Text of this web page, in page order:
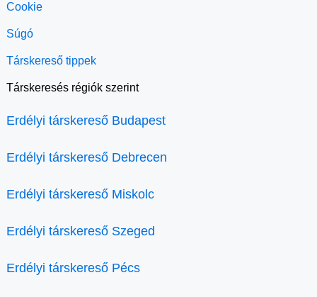
Cookie
Súgó
Társkereső tippek
Társkeresés régiók szerint
Erdélyi társkereső Budapest
Erdélyi társkereső Debrecen
Erdélyi társkereső Miskolc
Erdélyi társkereső Szeged
Erdélyi társkereső Pécs